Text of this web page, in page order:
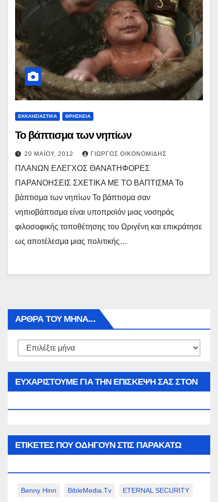
ΕΚΚΛΗΣΙΑΣΤΙΚΑ ΘΡΗΣΚΕΙΑ
Το βάπτισμα των νηπίων
20 ΜΑΪ́ΟΥ, 2012 ΓΙΏΡΓΟΣ ΟΙΚΟΝΟΜΊΔΗΣ
ΠΛΑΝΩΝ ΕΛΕΓΧΟΣ ΘΑΝΑΤΗΦΟΡΕΣ
ΠΑΡΑΝΟΗΣΕΙΣ ΣΧΕΤΙΚΑ ΜΕ ΤΟ ΒΑΠΤΙΣΜΑ Το
βάπτισμα των νηπίων Το βάπτισμα σαν
νηπιοβάπτισμα είναι υποπροϊόν μιας νοσηράς
φιλοσοφικής τοποθέτησης του Ωριγένη και επικράτησε
ως αποτέλεσμα μιας πολιτικής…
ΑΡΘΡΑ ΤΟΥ ΜΉΝΑ…
Αρθρα
ΕΥΧΑΡΙΣΤΟΥΜΕ ΓΙΑ ΤΗΝ ΕΠΙΣΚΕΨΗ ΣΑΣ ΣΤΟΝ
ΕΤΙΚΈΤΕΣ ΠΟΥ ΟΔΗΓΟΎΝ ΣΤΙΣ ΠΑΡΑΚΆΤΩ
Benny Hinn BibleMedia.tv ETERNAL SECURITY